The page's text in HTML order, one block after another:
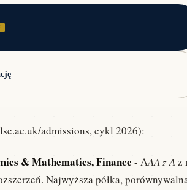
i mocnych stron.
akademickie.
naukami ścisłymi.
matura/A-
matury rozszerzonej, a dla Economics
matura, trzy rozszerzenia minimum
odpowiednikiem są oferty AAA do AA*A.
admissions, cykl 2026):
& Mathematics, Finance - AAA z Az
Najwyższa półka,